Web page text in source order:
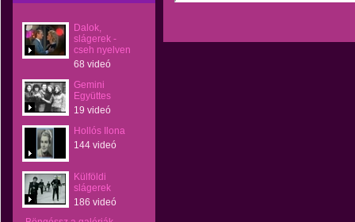
Dalok,
slágerek -
cseh nyelven
68 videó
Gemini
Együttes
19 videó
Hollós Ilona
144 videó
Külföldi
slágerek
186 videó